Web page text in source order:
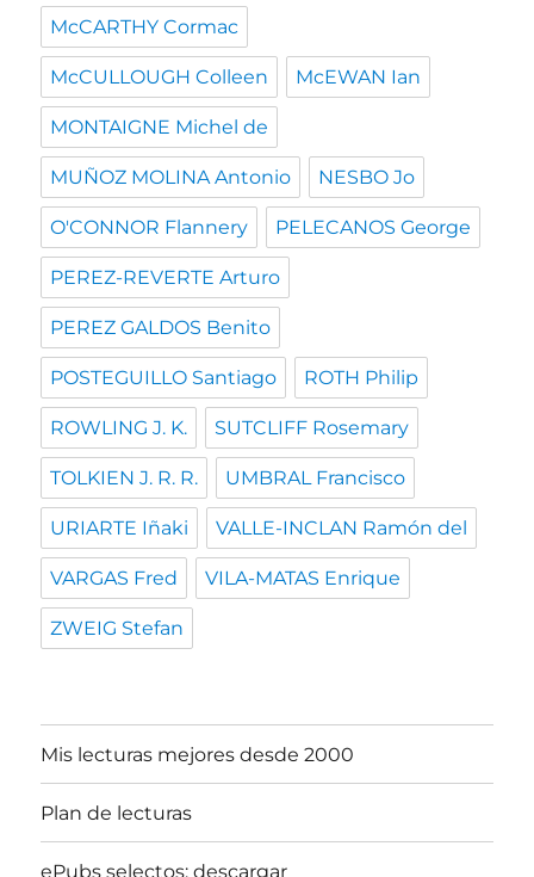
McCARTHY Cormac
McCULLOUGH Colleen McEWAN Ian
MONTAIGNE Michel de
MUÑOZ MOLINA Antonio NESBO Jo
O'CONNOR Flannery PELECANOS George
PEREZ-REVERTE Arturo
PEREZ GALDOS Benito
POSTEGUILLO Santiago ROTH Philip
ROWLING J. K. SUTCLIFF Rosemary
TOLKIEN J. R. R. UMBRAL Francisco
URIARTE Iñaki VALLE-INCLAN Ramón del
VARGAS Fred VILA-MATAS Enrique
ZWEIG Stefan
Mis lecturas mejores desde 2000
Plan de lecturas
ePubs selectos: descargar